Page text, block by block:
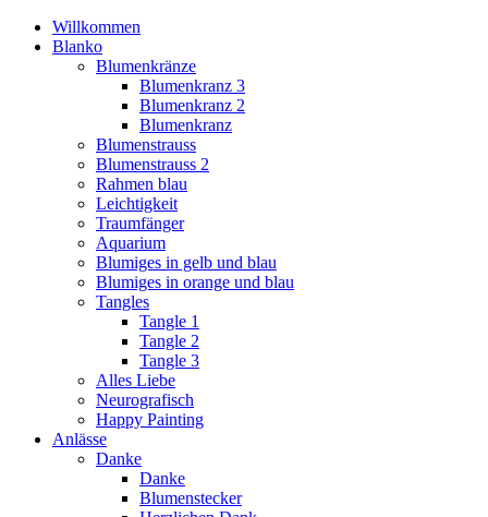
Willkommen
Blanko
Blumenkränze
Blumenkranz 3
Blumenkranz 2
Blumenkranz
Blumenstrauss
Blumenstrauss 2
Rahmen blau
Leichtigkeit
Traumfänger
Aquarium
Blumiges in gelb und blau
Blumiges in orange und blau
Tangles
Tangle 1
Tangle 2
Tangle 3
Alles Liebe
Neurografisch
Happy Painting
Anlässe
Danke
Danke
Blumenstecker